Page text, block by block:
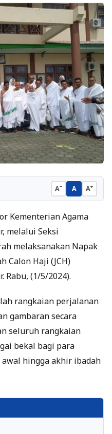
A− A A+
Kementerian Agama
melalui Seksi
melaksanakan Napak
Calon Haji (JCH)
Rabu, (1/5/2024).
rangkaian perjalanan
gambaran secara
seluruh rangkaian
bekal bagi para
awal hingga akhir ibadah